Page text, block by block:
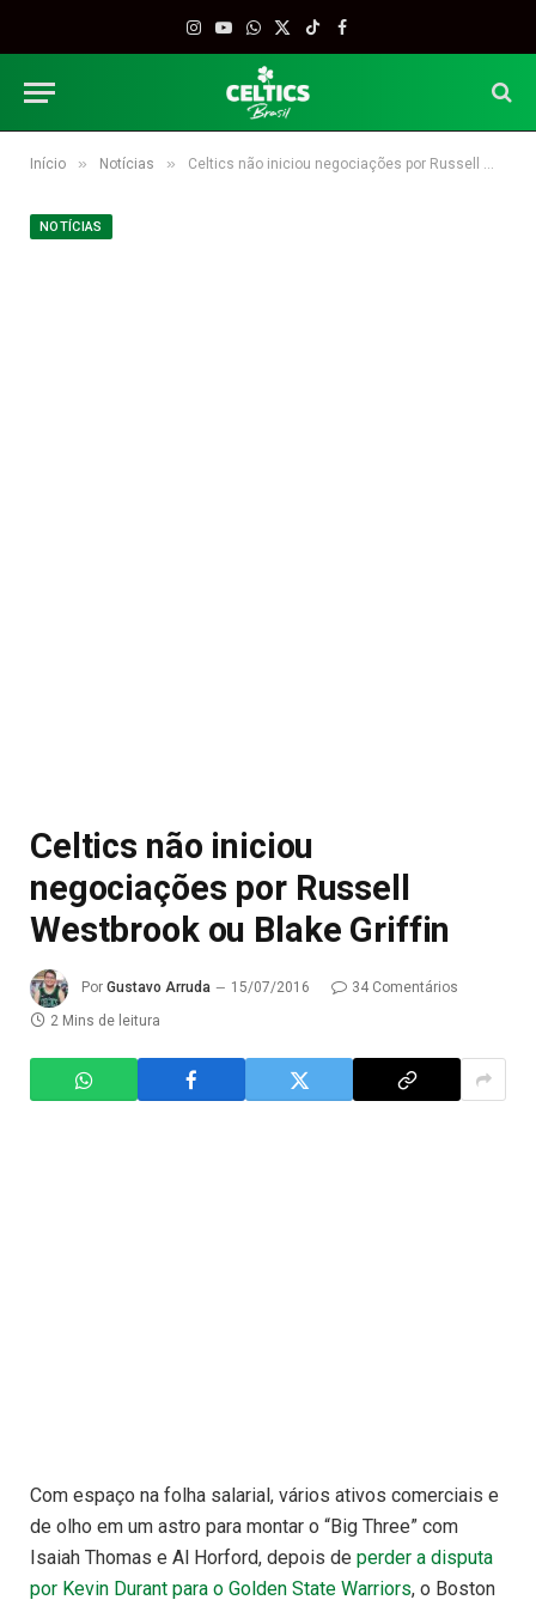
Instagram
YouTube
WhatsApp
X
TikTokFacebook
Início » Notícias » Celtics não iniciou negociações por Russell Westbrook ou Blake Griffin
NOTÍCIAS
Celtics não iniciou
negociações por Russell
Westbrook ou Blake Griffin
Por Gustavo Arruda 15/07/2016
34 Comentários
2 Mins de leitura
Com espaço na folha salarial, vários ativos comerciais e
de olho em um astro para montar o “Big Three” com
Isaiah Thomas e Al Horford, depois de perder a disputa
por Kevin Durant para o Golden State Warriors, o Boston